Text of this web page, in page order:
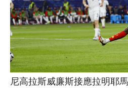
尼高拉斯威廉斯接應拉明耶